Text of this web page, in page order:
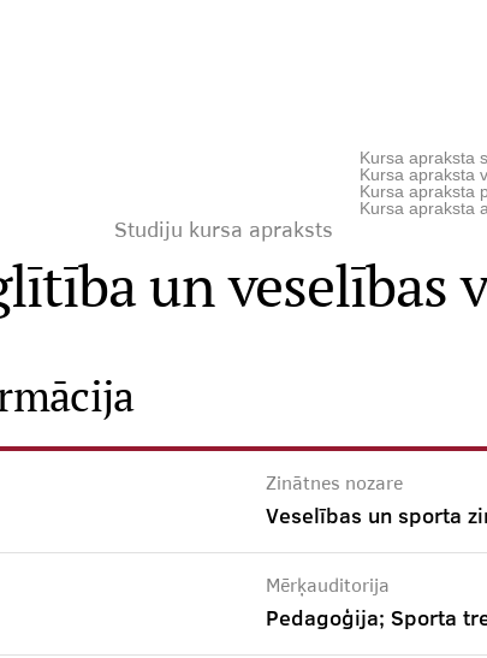
Kursa apraksta
Kursa apraksta
Kursa apraksta
Kursa apraksta
Studiju kursa apraksts
un veselības
Zinātnes nozare
Veselības un sporta
Mērķauditorija
Pedagoģija; Sporta